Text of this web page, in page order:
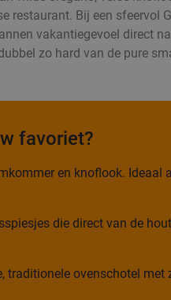
restaurant. Bij een
vakantiegevoel direct
zo hard van de pure
favoriet?
en knoflook. Ideaal
die direct van de
traditionele ovenschotel met